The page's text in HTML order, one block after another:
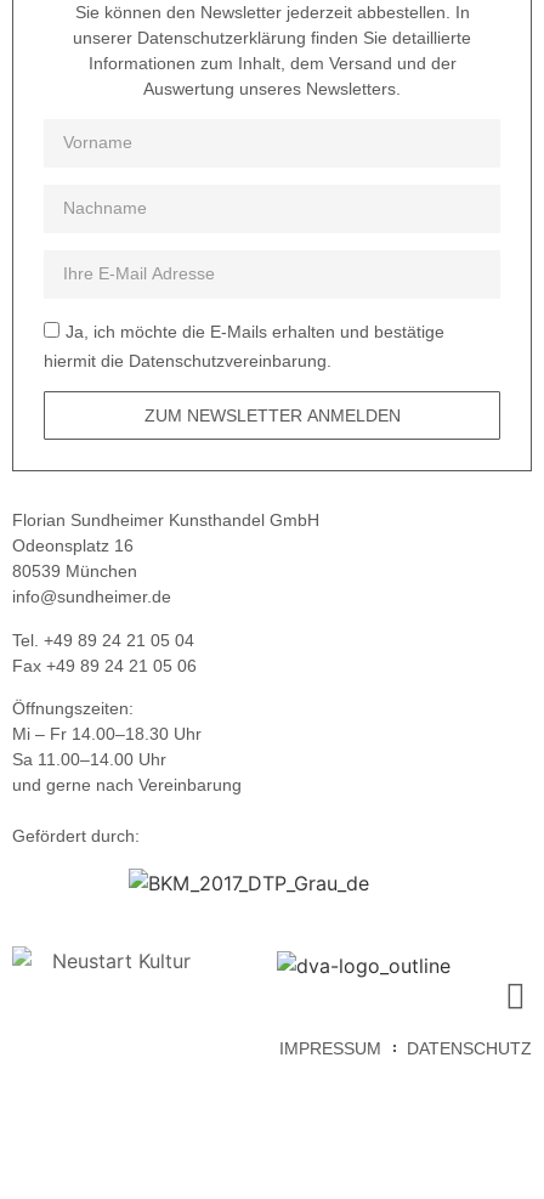
Sie können den Newsletter jederzeit abbestellen. In
unserer Datenschutzerklärung finden Sie detaillierte
Informationen zum Inhalt, dem Versand und der
Auswertung unseres Newsletters.
Ja, ich möchte die E-Mails erhalten und bestätige
hiermit die Datenschutzvereinbarung.
ZUM NEWSLETTER ANMELDEN
Florian Sundheimer Kunsthandel GmbH
Odeonsplatz 16
80539 München
info@sundheimer.de
Tel. +49 89 24 21 05 04
Fax +49 89 24 21 05 06
Öffnungszeiten:
Mi – Fr 14.00–18.30 Uhr
Sa 11.00–14.00 Uhr
und gerne nach Vereinbarung
Gefördert durch:
IMPRESSUM DATENSCHUTZ